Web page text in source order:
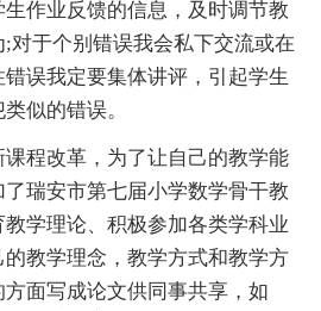
作业反馈的信息，及时调节教
对于个别错误我会私下交流或在
误我定要集体讲评，引起学生
似的错误。
程改革，为了让自己的教学能
瑞安市第七届小学数学骨干教
学理论、积极参加各类学科业
教学理念，教学方式和教学方
面写成论文供同事共享，如